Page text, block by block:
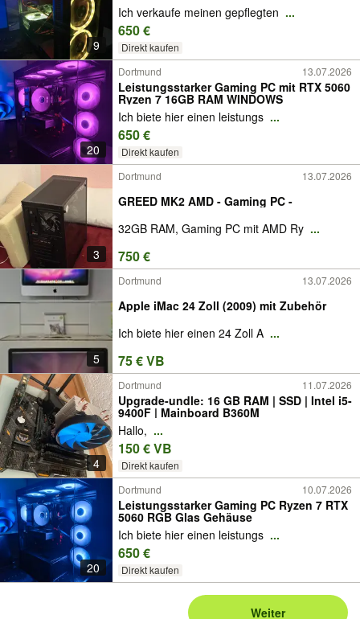
9
Ich verkaufe meinen gepflegten ...
650 €
Direkt kaufen
20
Dortmund 13.07.2026
Leistungsstarker Gaming PC mit RTX 5060
Ryzen 7 16GB RAM WINDOWS
Ich biete hier einen leistungs ...
650 €
Direkt kaufen
3
Dortmund 13.07.2026
GREED MK2 AMD - Gaming PC -
32GB RAM, Gaming PC mit AMD Ry ...
750 €
5
Dortmund 13.07.2026
Apple iMac 24 Zoll (2009) mit Zubehör
Ich biete hier einen 24 Zoll A ...
75 € VB
4
Dortmund 11.07.2026
Upgrade-undle: 16 GB RAM | SSD | Intel i5-
9400F | Mainboard B360M
Hallo, ...
150 € VB
Direkt kaufen
20
Dortmund 10.07.2026
Leistungsstarker Gaming PC Ryzen 7 RTX
5060 RGB Glas Gehäuse
Ich biete hier einen leistungs ...
650 €
Direkt kaufen
Weiter